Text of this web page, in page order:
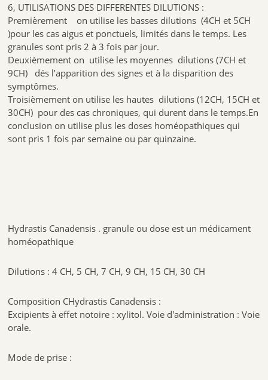
6, UTILISATIONS DES DIFFERENTES DILUTIONS :
Premièrement on utilise les basses dilutions (4CH et 5CH
)pour les cas aigus et ponctuels, limités dans le temps. Les
granules sont pris 2 à 3 fois par jour.
Deuxièmement on utilise les moyennes dilutions (7CH et
9CH) dés l’apparition des signes et à la disparition des
symptômes.
Troisièmement on utilise les hautes dilutions (12CH, 15CH et
30CH) pour des cas chroniques, qui durent dans le temps.En
conclusion on utilise plus les doses homéopathiques qui
sont pris 1 fois par semaine ou par quinzaine.
Hydrastis Canadensis . granule ou dose est un médicament
homéopathique
Dilutions : 4 CH, 5 CH, 7 CH, 9 CH, 15 CH, 30 CH
Composition CHydrastis Canadensis :
Excipients à effet notoire : xylitol. Voie d'administration : Voie
orale.
Mode de prise :